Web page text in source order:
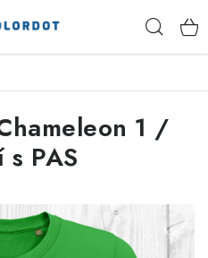
1 /
PAS